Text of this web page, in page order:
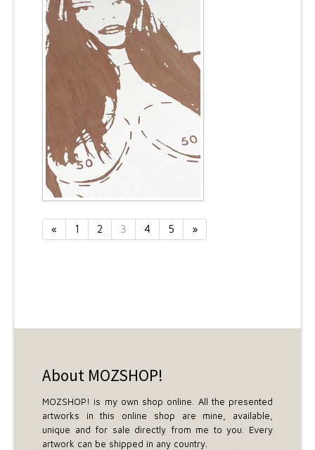
« 1 2 3 4 5 »
About MOZSHOP!
MOZSHOP! is my own shop online. All the presented
artworks in this online shop are mine, available,
unique and for sale directly from me to you. Every
artwork can be shipped in any country.